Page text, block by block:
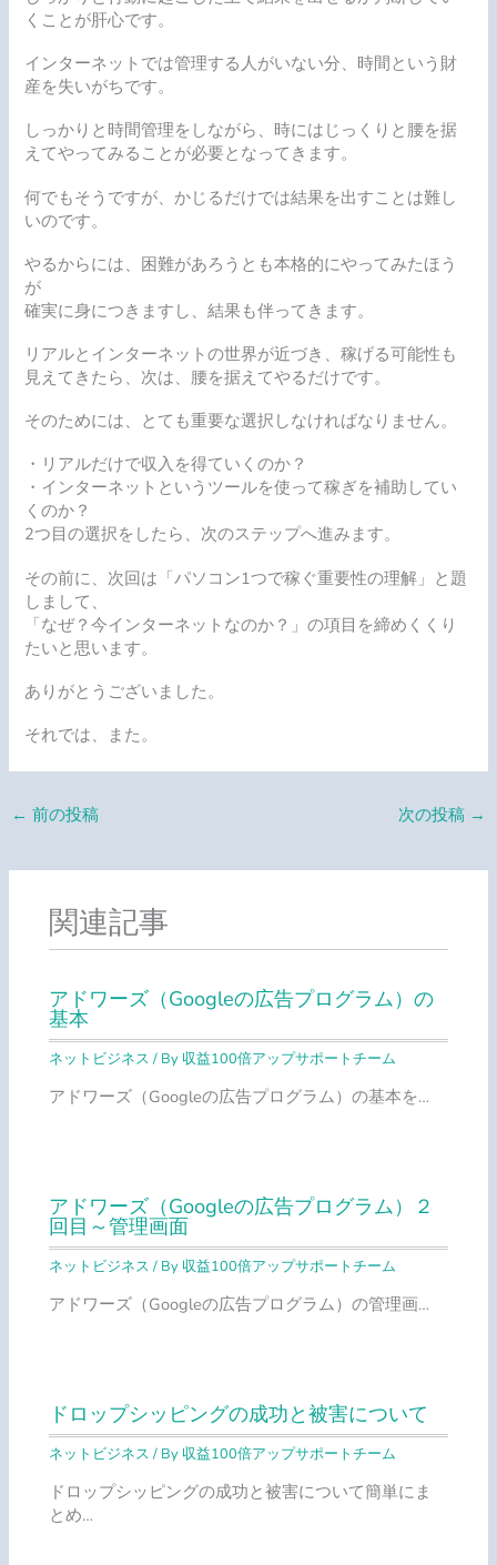
くことが肝心です。
インターネットでは管理する人がいない分、 時間という財
産を失いがちです。
しっかりと時間管理をしながら、時にはじっくりと腰を据
えてやってみることが必要となってきます。
何でもそうですが、かじるだけでは結果を出すことは難し
いのです。
やるからには、困難があろうとも本格的にやってみたほう
が
確実に身につきますし、結果も伴ってきます。
リアルとインターネットの世界が近づき、稼げる可能性も
見えてきたら、次は、腰を据えてやるだけです。
そのためには、とても重要な選択しなければなりません。
・リアルだけで収入を得ていくのか？
・インターネットというツールを使って稼ぎを補助してい
くのか？
2つ目の選択をしたら、次のステップへ進みます。
その前に、次回は「パソコン1つで稼ぐ重要性の理解」と題
しまして、
「なぜ？今インターネットなのか？」の項目を締めくくり
たいと思います。
ありがとうございました。
それでは、また。
← 前の投稿 次の投稿 →
関連記事
アドワーズ（Googleの広告プログラム）の
基本
ネットビジネス / By 収益100倍アップサポートチーム
アドワーズ（Googleの広告プログラム）の基本を…
アドワーズ（Googleの広告プログラム）２
回目～管理画面
ネットビジネス / By 収益100倍アップサポートチーム
アドワーズ（Googleの広告プログラム）の管理画…
ドロップシッピングの成功と被害について
ネットビジネス / By 収益100倍アップサポートチーム
ドロップシッピングの成功と被害について簡単にま
とめ…